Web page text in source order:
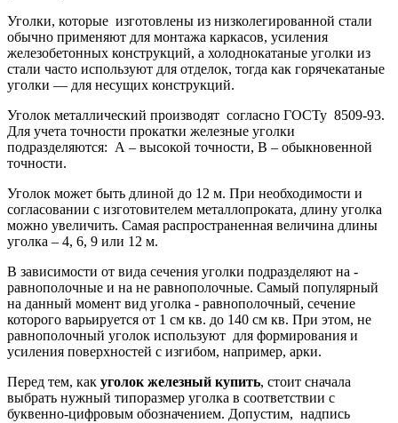
Уголки, которые изготовлены из низколегированной стали
обычно применяют для монтажа каркасов, усиления
железобетонных конструкций, а холоднокатаные уголки из
стали часто используют для отделок, тогда как горячекатаные
уголки — для несущих конструкций.
Уголок металлический производят согласно ГОСТу 8509-93.
Для учета точности прокатки железные уголки
подразделяются: А – высокой точности, В – обыкновенной
точности.
Уголок может быть длиной до 12 м. При необходимости и
согласовании с изготовителем металлопроката, длину уголка
можно увеличить. Самая распространенная величина длины
уголка – 4, 6, 9 или 12 м.
В зависимости от вида сечения уголки подразделяют на -
равнополочные и на не равнополочные. Самый популярный
на данный момент вид уголка - равнополочный, сечение
которого варьируется от 1 см кв. до 140 см кв. При этом, не
равнополочный уголок используют для формирования и
усиления поверхностей с изгибом, например, арки.
Перед тем, как уголок железный купить, стоит сначала
выбрать нужный типоразмер уголка в соответствии с
буквенно-цифровым обозначением. Допустим, надпись